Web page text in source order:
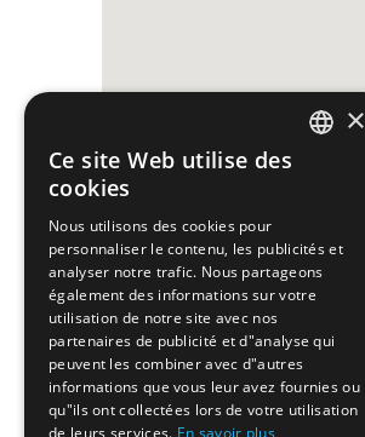
FRENCH
BULGARIAN
GERMAN
ROMANIAN
TURKISH
×
Ce site Web utilise des
cookies
Nous utilisons des cookies pour
personnaliser le contenu, les publicités et
analyser notre trafic. Nous partageons
également des informations sur votre
utilisation de notre site avec nos
partenaires de publicité et d"analyse qui
peuvent les combiner avec d"autres
informations que vous leur avez fournies ou
qu"ils ont collectées lors de votre utilisation
de leurs services. En savoir plus